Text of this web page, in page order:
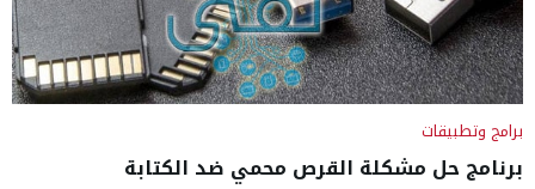
برامج وتطبيقات
برنامج حل مشكلة القرص محمي ضد الكتابة